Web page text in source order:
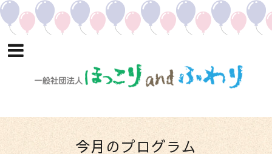
今月のプログラム